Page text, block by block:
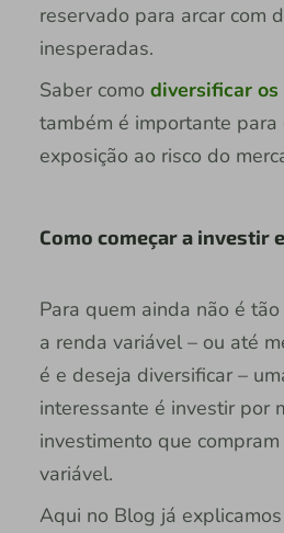
reservado para arcar com
inesperadas.
Saber como diversificar
também é importante para
exposição ao risco do
Como começar a investir
Para quem ainda não é
a renda variável – ou até
é e deseja diversificar –
interessante é investir por
investimento que
variável.
Aqui no Blog já